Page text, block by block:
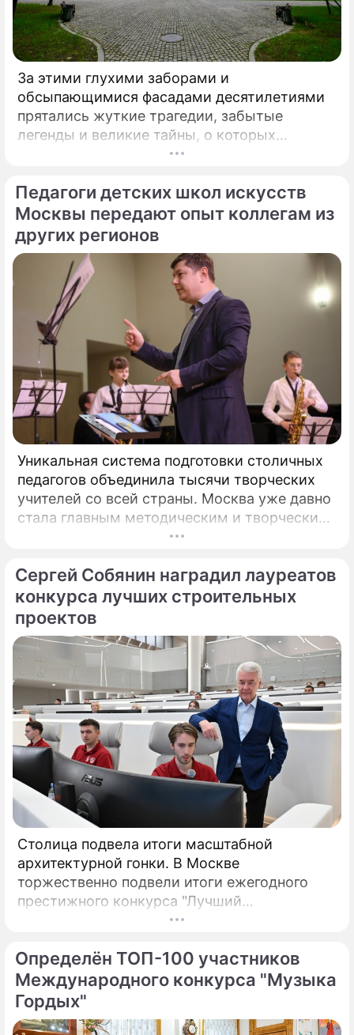
За этими глухими заборами и
обсыпающимися фасадами десятилетиями
прятались жуткие трагедии, забытые
легенды и великие тайны, о которых
миллионы прохожих даже не догадывались.
Педагоги детских школ искусств
Москвы передают опыт коллегам из
других регионов
Уникальная система подготовки столичных
педагогов объединила тысячи творческих
учителей со всей страны. Москва уже давно
стала главным методическим и творческим
центром России, где рождаются самые
талантов.
Сергей Собянин наградил лауреатов
конкурса лучших строительных
проектов
Столица подвела итоги масштабной
архитектурной гонки. В Москве
торжественно подвели итоги ежегодного
престижного конкурса "Лучший
реализованный проект в области
Определён ТОП-100 участников
Международного конкурса "Музыка
Гордых"